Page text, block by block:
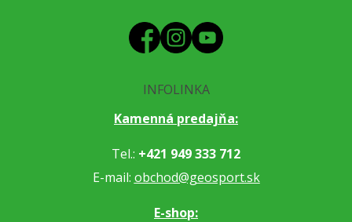
INFOLINKA
Kamenná predajňa:
Tel.: +421 949 333 712
E-mail: obchod@geosport.sk
E-shop: